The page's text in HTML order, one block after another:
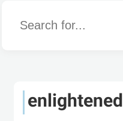
Word
enlightened